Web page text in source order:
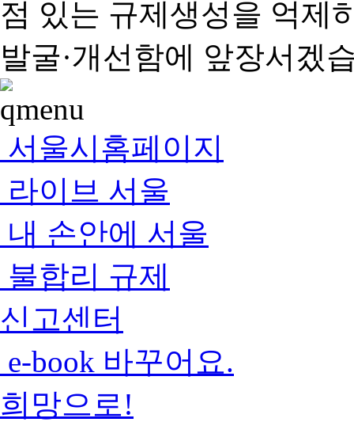
점 있는 규제생성을 억제
발굴·개선함에 앞장서겠
서울시홈페이지
라이브 서울
내 손안에 서울
불합리 규제
신고센터
e-book 바꾸어요.
희망으로!